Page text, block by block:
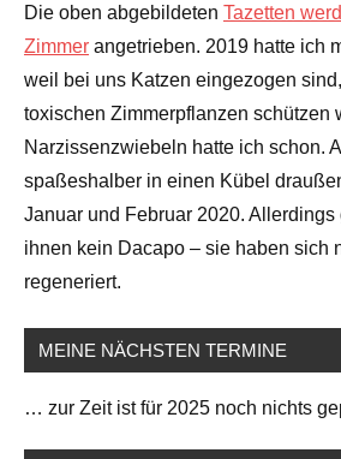
Die oben abgebildeten Tazetten
Zimmer angetrieben. 2019 hatte ich
weil bei uns Katzen eingezogen
toxischen Zimmerpflanzen schützen
Narzissenzwiebeln hatte ich schon.
spaßeshalber in einen Kübel
Januar und Februar 2020. Allerdings
ihnen kein Dacapo – sie haben sich
regeneriert.
MEINE NÄCHSTEN TERMINE
… zur Zeit ist für 2025 noch nichts